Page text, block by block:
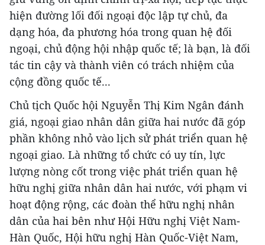
hiện đường lối đối ngoại độc lập tự chủ, đa
dạng hóa, đa phương hóa trong quan hệ đối
ngoại, chủ động hội nhập quốc tế; là bạn, là đối
tác tin cậy và thành viên có trách nhiệm của
cộng đồng quốc tế...
Chủ tịch Quốc hội Nguyễn Thị Kim Ngân đánh
giá, ngoại giao nhân dân giữa hai nước đã góp
phần không nhỏ vào lịch sử phát triển quan hệ
ngoại giao. Là những tổ chức có uy tín, lực
lượng nòng cốt trong việc phát triển quan hệ
hữu nghị giữa nhân dân hai nước, với phạm vi
hoạt động rộng, các đoàn thể hữu nghị nhân
dân của hai bên như Hội Hữu nghị Việt Nam-
Hàn Quốc, Hội hữu nghị Hàn Quốc-Việt Nam,